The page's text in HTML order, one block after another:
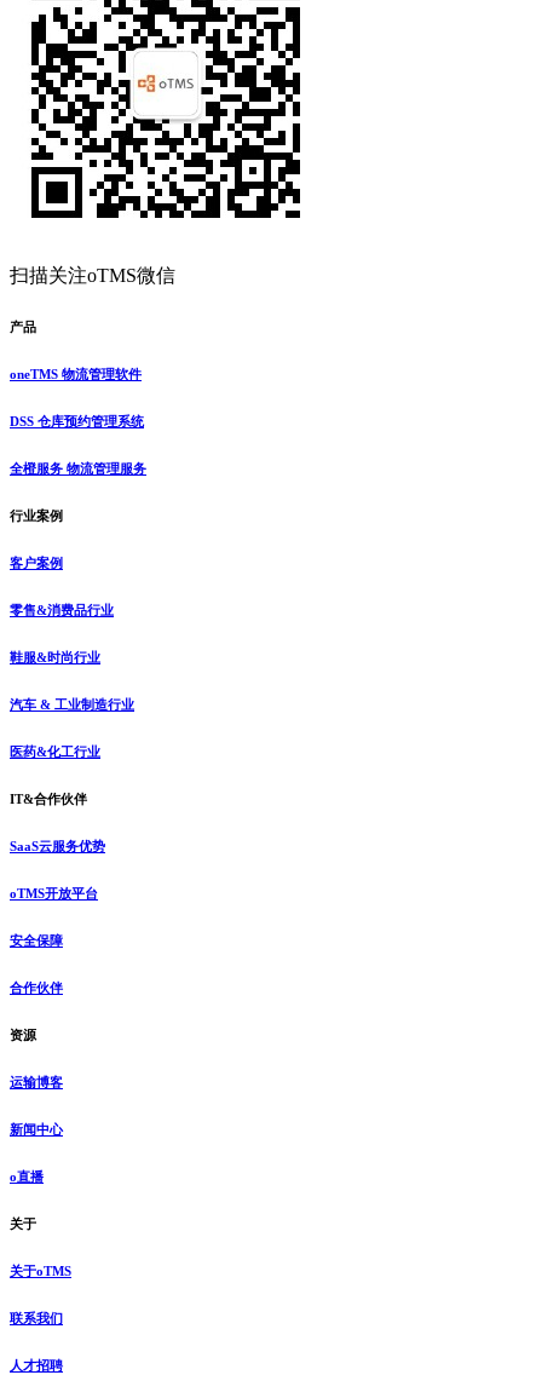
扫描关注oTMS微信
产品
oneTMS 物流管理软件
DSS 仓库预约管理系统
全橙服务 物流管理服务
行业案例
客户案例
零售&消费品行业
鞋服&时尚行业
汽车 & 工业制造行业
医药&化工行业
IT&合作伙伴
SaaS云服务优势
oTMS开放平台
安全保障
合作伙伴
资源
运输博客
新闻中心
o直播
关于
关于oTMS
联系我们
人才招聘